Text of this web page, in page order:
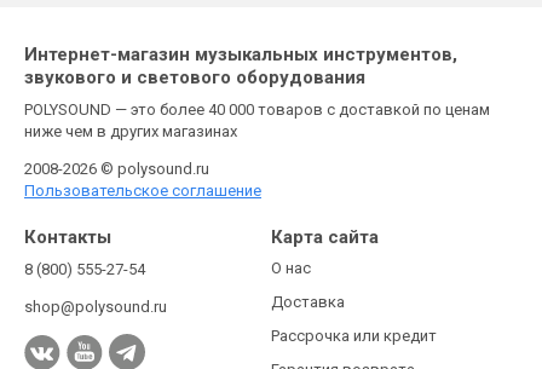
Интернет-магазин музыкальных инструментов,
звукового и светового оборудования
POLYSOUND — это более 40 000 товаров с доставкой по ценам
ниже чем в других магазинах
2008-2026 © polysound.ru
Пользовательское соглашение
Контакты
8 (800) 555-27-54
shop@polysound.ru
Карта сайта
О нас
Доставка
Рассрочка или кредит